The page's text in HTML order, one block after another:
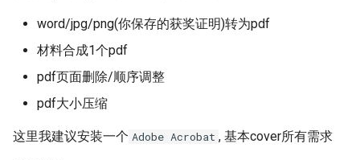
word/jpg/png(你保存的获奖证明)转为pdf
材料合成1个pdf
pdf页面删除/顺序调整
pdf大小压缩
这里我建议安装一个 Adobe Acrobat , 基本cover所有需求